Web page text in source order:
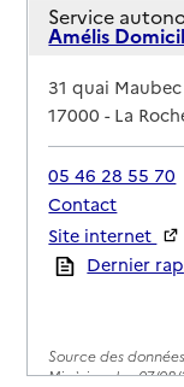
Service
Amélis
Adresse
31 quai Maubec
17000-La
05 46 28 55 70
Contact
Site internet
Rapport HAS
Dernier
Source des
Mis à jour le : 07/